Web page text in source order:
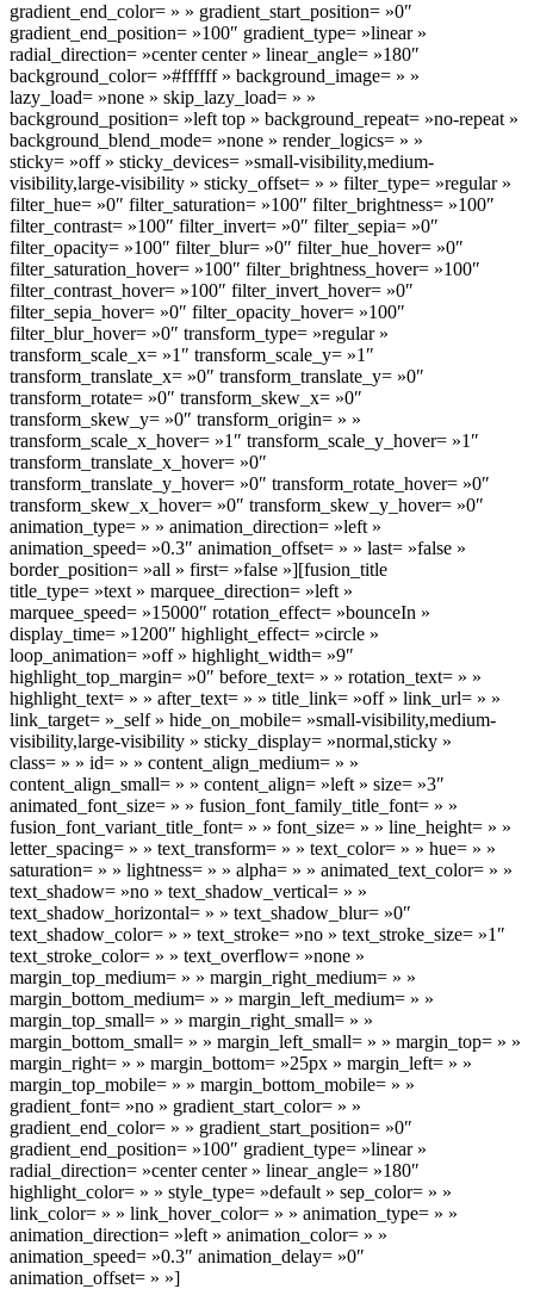
gradient_end_color= » » gradient_start_position= »0″
gradient_end_position= »100″ gradient_type= »linear »
radial_direction= »center center » linear_angle= »180″
background_color= »#ffffff » background_image= » »
lazy_load= »none » skip_lazy_load= » »
background_position= »left top » background_repeat= »no-repeat »
background_blend_mode= »none » render_logics= » »
sticky= »off » sticky_devices= »small-visibility,medium-
visibility,large-visibility » sticky_offset= » » filter_type= »regular »
filter_hue= »0″ filter_saturation= »100″ filter_brightness= »100″
filter_contrast= »100″ filter_invert= »0″ filter_sepia= »0″
filter_opacity= »100″ filter_blur= »0″ filter_hue_hover= »0″
filter_saturation_hover= »100″ filter_brightness_hover= »100″
filter_contrast_hover= »100″ filter_invert_hover= »0″
filter_sepia_hover= »0″ filter_opacity_hover= »100″
filter_blur_hover= »0″ transform_type= »regular »
transform_scale_x= »1″ transform_scale_y= »1″
transform_translate_x= »0″ transform_translate_y= »0″
transform_rotate= »0″ transform_skew_x= »0″
transform_skew_y= »0″ transform_origin= » »
transform_scale_x_hover= »1″ transform_scale_y_hover= »1″
transform_translate_x_hover= »0″
transform_translate_y_hover= »0″ transform_rotate_hover= »0″
transform_skew_x_hover= »0″ transform_skew_y_hover= »0″
animation_type= » » animation_direction= »left »
animation_speed= »0.3″ animation_offset= » » last= »false »
border_position= »all » first= »false »][fusion_title
title_type= »text » marquee_direction= »left »
marquee_speed= »15000″ rotation_effect= »bounceIn »
display_time= »1200″ highlight_effect= »circle »
loop_animation= »off » highlight_width= »9″
highlight_top_margin= »0″ before_text= » » rotation_text= » »
highlight_text= » » after_text= » » title_link= »off » link_url= » »
link_target= »_self » hide_on_mobile= »small-visibility,medium-
visibility,large-visibility » sticky_display= »normal,sticky »
class= » » id= » » content_align_medium= » »
content_align_small= » » content_align= »left » size= »3″
animated_font_size= » » fusion_font_family_title_font= » »
fusion_font_variant_title_font= » » font_size= » » line_height= » »
letter_spacing= » » text_transform= » » text_color= » » hue= » »
saturation= » » lightness= » » alpha= » » animated_text_color= » »
text_shadow= »no » text_shadow_vertical= » »
text_shadow_horizontal= » » text_shadow_blur= »0″
text_shadow_color= » » text_stroke= »no » text_stroke_size= »1″
text_stroke_color= » » text_overflow= »none »
margin_top_medium= » » margin_right_medium= » »
margin_bottom_medium= » » margin_left_medium= » »
margin_top_small= » » margin_right_small= » »
margin_bottom_small= » » margin_left_small= » » margin_top= » »
margin_right= » » margin_bottom= »25px » margin_left= » »
margin_top_mobile= » » margin_bottom_mobile= » »
gradient_font= »no » gradient_start_color= » »
gradient_end_color= » » gradient_start_position= »0″
gradient_end_position= »100″ gradient_type= »linear »
radial_direction= »center center » linear_angle= »180″
highlight_color= » » style_type= »default » sep_color= » »
link_color= » » link_hover_color= » » animation_type= » »
animation_direction= »left » animation_color= » »
animation_speed= »0.3″ animation_delay= »0″
animation_offset= » »]